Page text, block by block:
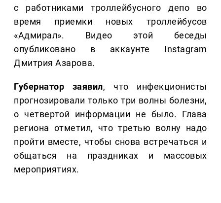
с работниками троллейбусного депо во
время приемки новых троллейбусов
«Адмирал». Видео этой беседы
опубликовано в аккаунте Instagram
Дмитрия Азарова.
Губернатор заявил, что инфекционисты
прогнозировали только три волны болезни,
о четвертой информации не было. Глава
региона отметил, что третью волну надо
пройти вместе, чтобы снова встречаться и
общаться на праздниках и массовых
мероприятиях.